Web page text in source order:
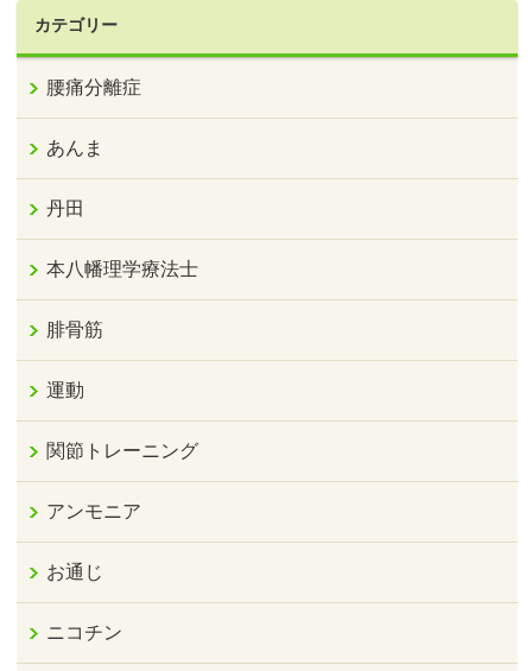
カテゴリー
腰痛分離症
あんま
丹田
本八幡理学療法士
腓骨筋
運動
関節トレーニング
アンモニア
お通じ
ニコチン